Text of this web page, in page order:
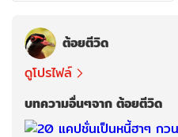
ต้อยตีวิด
ดูโปรไฟล์
บทความอื่นๆจาก ต้อยตีวิด